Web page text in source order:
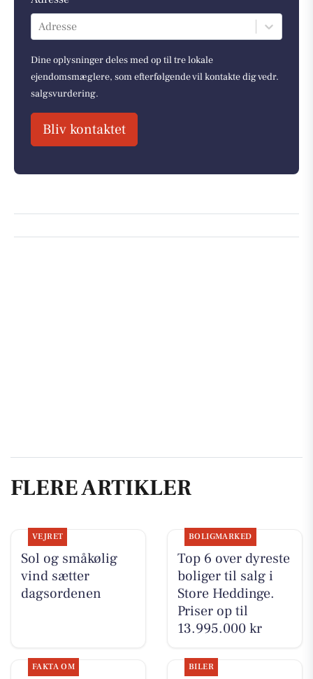
Adresse
Dine oplysninger deles med op til tre lokale
ejendomsmæglere, som efterfølgende vil kontakte dig vedr.
salgsvurdering.
Bliv kontaktet
FLERE ARTIKLER
VEJRET
Sol og småkølig
vind sætter
dagsordenen
BOLIGMARKED
Top 6 over dyreste
boliger til salg i
Store Heddinge.
Priser op til
13.995.000 kr
FAKTA OM BILER